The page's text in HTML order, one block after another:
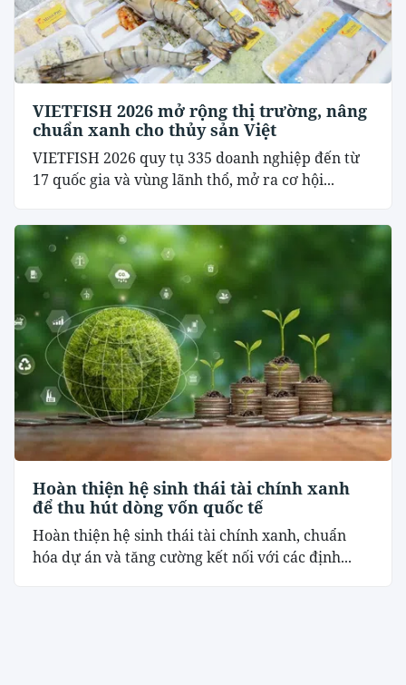
VIETFISH 2026 mở rộng thị trường, nâng
chuẩn xanh cho thủy sản Việt
VIETFISH 2026 quy tụ 335 doanh nghiệp đến từ
17 quốc gia và vùng lãnh thổ, mở ra cơ hội...
Hoàn thiện hệ sinh thái tài chính xanh
để thu hút dòng vốn quốc tế
Hoàn thiện hệ sinh thái tài chính xanh, chuẩn
hóa dự án và tăng cường kết nối với các định...